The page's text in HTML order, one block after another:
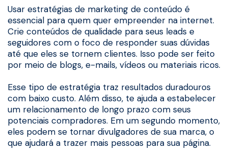
Usar estratégias de marketing de conteúdo é
essencial para quem quer empreender na internet.
Crie conteúdos de qualidade para seus leads e
seguidores com o foco de responder suas dúvidas
até que eles se tornem clientes. Isso pode ser feito
por meio de blogs, e-mails, vídeos ou materiais ricos.
Esse tipo de estratégia traz resultados duradouros
com baixo custo. Além disso, te ajuda a estabelecer
um relacionamento de longo prazo com seus
potenciais compradores. Em um segundo momento,
eles podem se tornar divulgadores de sua marca, o
que ajudará a trazer mais pessoas para sua página.